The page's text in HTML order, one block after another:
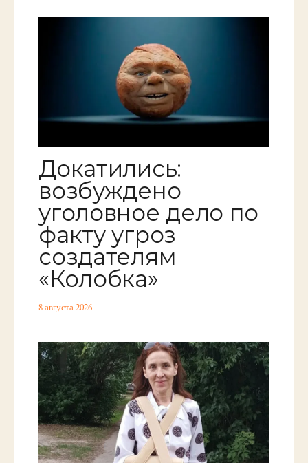
Докатились:
возбуждено
уголовное дело по
факту угроз
создателям
«Колобка»
8 августа 2026